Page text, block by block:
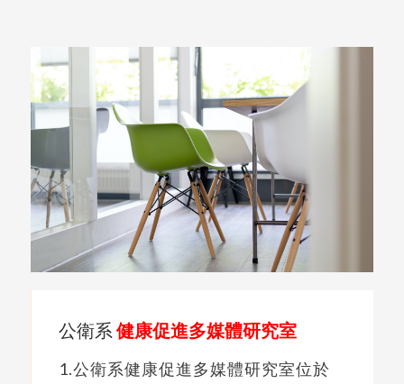
公衛系 健康促進多媒體研究室
1.公衛系健康促進多媒體研究室位於